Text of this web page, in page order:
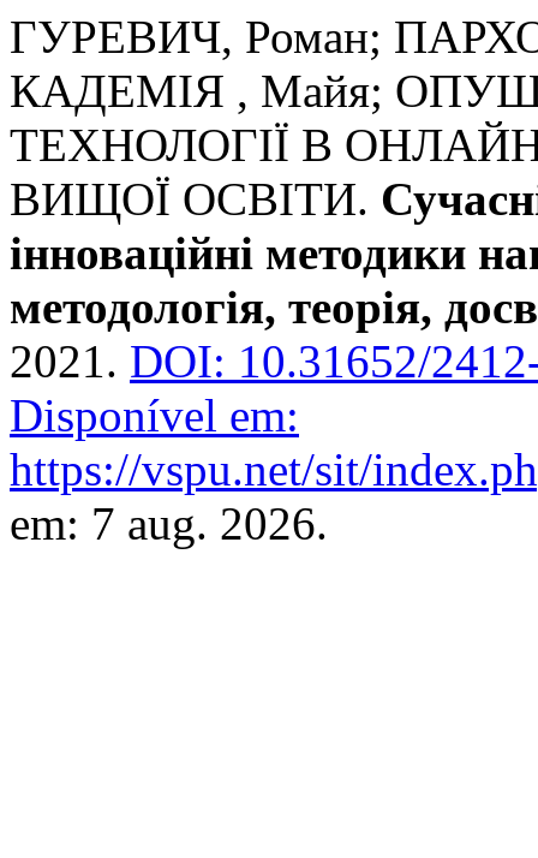
ГУРЕВИЧ, Роман;
КАДЕМІЯ , Майя;
ТЕХНОЛОГІЇ В
ВИЩОЇ ОСВІТИ.
інноваційні методики
методологія, теорія,
2021. DOI: 10.31652/
Disponível em:
https://vspu.net/sit/
em: 7 aug. 2026.